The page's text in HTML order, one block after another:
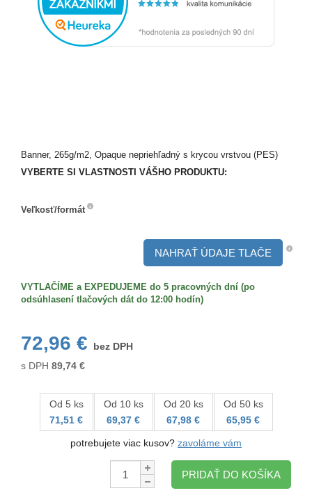
Banner, 265g/m2, Opaque nepriehľadný s krycou vrstvou (PES)
VYBERTE SI VLASTNOSTI VÁŠHO PRODUKTU:
Veľkosť/formát
NAHRAŤ ÚDAJE TLAČE
VYTLAČÍME a EXPEDUJEME do 5 pracovných dní (po
odsúhlasení tlačových dát do 12:00 hodín)
72,96 €
bez DPH
s DPH 89,74 €
Od 5 ks
71,51 €
Od 10 ks
69,37 €
Od 20 ks
67,98 €
Od 50 ks
65,95 €
potrebujete viac kusov? zavoláme vám
Množstvo:
PRIDAŤ DO KOŠÍKA